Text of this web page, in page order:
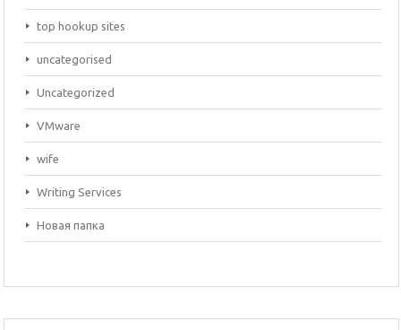
top hookup sites
uncategorised
Uncategorized
VMware
wife
Writing Services
Новая папка